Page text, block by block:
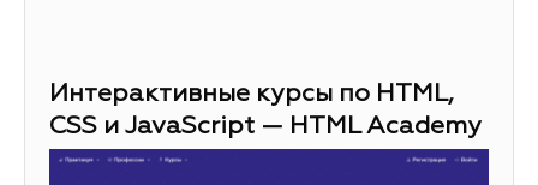
Интерактивные курсы по HTML,
CSS и JavaScript — HTML Academy